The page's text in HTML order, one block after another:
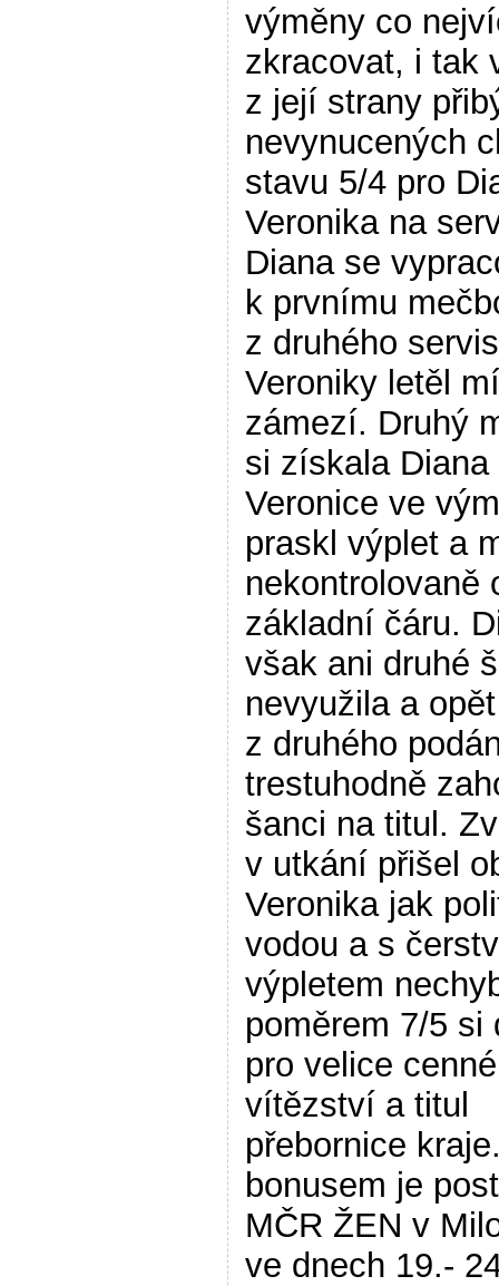
výměny co
zkracovat, i tak
z její strany
nevynucených
stavu 5/4 pro
Veronika na
Diana se
k prvnímu
z druhého
Veroniky letěl
zámezí. Druhý
si získala Diana
Veronice ve
praskl výplet a
nekontrolovaně
základní čáru.
však ani druhé
nevyužila a opět
z druhého
trestuhodně
šanci na titul.
v utkání přišel
Veronika jak
vodou a s
výpletem
poměrem 7/5 si
pro velice cenné
vítězství a titul
přebornice
bonusem je
MČR ŽEN v
ve dnech 19.-